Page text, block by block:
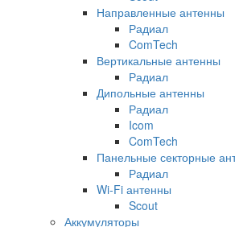
Направленные антенны
Радиал
ComTech
Вертикальные антенны
Радиал
Дипольные антенны
Радиал
Icom
ComTech
Панельные секторные
Радиал
Wi-Fi антенны
Scout
Аккумуляторы